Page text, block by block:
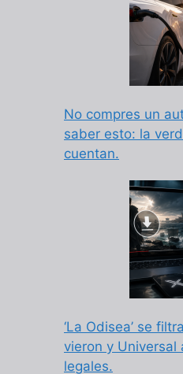
No compres un
saber esto: la
cuentan.
‘La Odisea’ se
vieron y Universal
legales.